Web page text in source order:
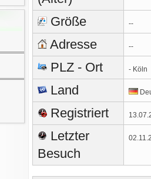
Größe --
Adresse --
PLZ - Ort - Köln
Land
Registriert
Letzter
Besuch